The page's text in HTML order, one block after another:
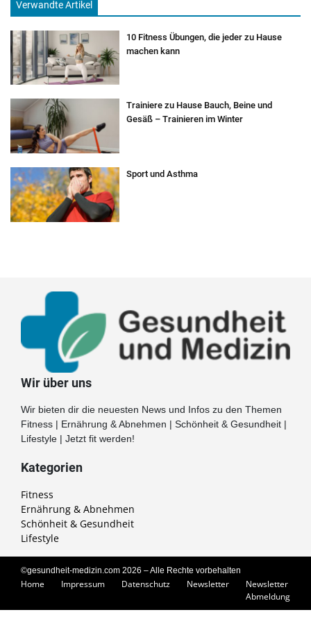
Verwandte Artikel
10 Fitness Übungen, die jeder zu Hause
machen kann
Trainiere zu Hause Bauch, Beine und
Gesäß – Trainieren im Winter
Sport und Asthma
Wir über uns
Wir bieten dir die neuesten News und Infos zu den Themen
Fitness | Ernährung & Abnehmen | Schönheit & Gesundheit |
Lifestyle | Jetzt fit werden!
Kategorien
Fitness
Ernährung & Abnehmen
Schönheit & Gesundheit
Lifestyle
©gesundheit-medizin.com 2026 – Alle Rechte vorbehalten
Home Impressum Datenschutz Newsletter
Newsletter
Abmeldung